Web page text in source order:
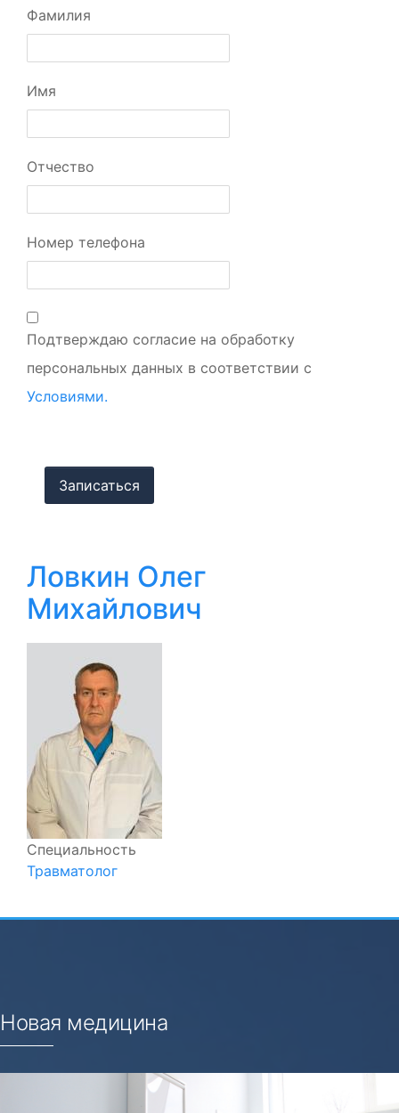
Фамилия
Имя
Отчество
Номер телефона
Подтверждаю согласие на обработку
персональных данных в соответствии с
Условиями.
Ловкин Олег
Михайлович
Специальность
Травматолог
Новая медицина